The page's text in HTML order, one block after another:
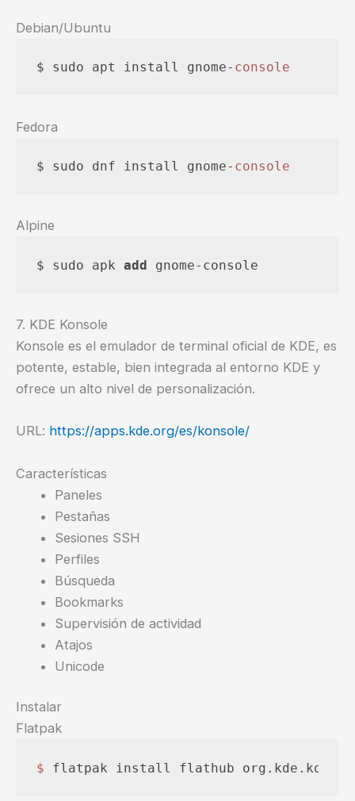
Debian/Ubuntu
$ sudo apt install gnome- console
Fedora
$ sudo dnf install gnome- console
Alpine
$ sudo apk add gnome-console
7. KDE Konsole
Konsole es el emulador de terminal oficial de KDE, es
potente, estable, bien integrada al entorno KDE y
ofrece un alto nivel de personalización.
URL: https://apps.kde.org/es/konsole/
Características
Paneles
Pestañas
Sesiones SSH
Perfiles
Búsqueda
Bookmarks
Supervisión de actividad
Atajos
Unicode
Instalar
Flatpak
$ flatpak install flathub